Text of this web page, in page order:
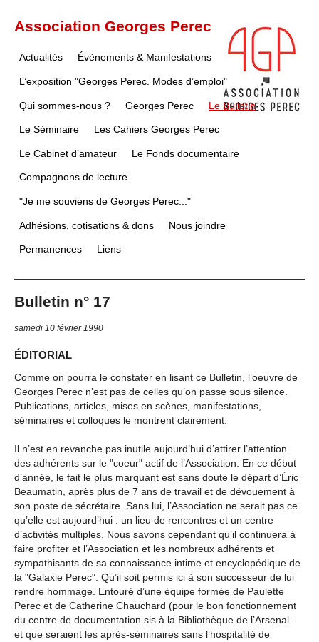
Association Georges Perec
Actualités Évènements & Manifestations
L’exposition "Georges Perec. Modes d’emploi"
Qui sommes-nous ? Georges Perec Le Bulletin
Le Séminaire Les Cahiers Georges Perec
Le Cabinet d’amateur Le Fonds documentaire
Compagnons de lecture
"Je me souviens de Georges Perec..."
Adhésions, cotisations & dons Nous joindre
Permanences Liens
Bulletin n° 17
samedi 10 février 1990
ÉDITORIAL
Comme on pourra le constater en lisant ce Bulletin, l’oeuvre de
Georges Perec n’est pas de celles qu’on passe sous silence.
Publications, articles, mises en scènes, manifestations,
séminaires et colloques le montrent clairement.
Il n’est en revanche pas inutile aujourd’hui d’attirer l’attention
des adhérents sur le "coeur" actif de l’Association. En ce début
d’année, le fait le plus marquant est sans doute le départ d’Éric
Beaumatin, après plus de 7 ans de travail et de dévouement à
son poste de sécrétaire. Sans lui, l’Association ne serait pas ce
qu’elle est aujourd’hui : un lieu de rencontres et un centre
d’activités multiples. Nous savons cependant qu’il continuera à
faire profiter et l’Association et les nombreux adhérents et
sympathisants de sa connaissance intime et encyclopédique de
la "Galaxie Perec". Qu’il soit permis ici à son successeur de lui
rendre hommage. Entouré d’une équipe formée de Paulette
Perec et de Catherine Chauchard (pour le bon fonctionnement
du centre de documentation sis à la Bibliothèque de l’Arsenal —
et que seraient les après-séminaires sans l’hospitalité de